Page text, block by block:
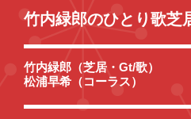
竹内緑郎のひとり歌芝
竹内緑郎（芝居・Gt/歌）
松浦早希（コーラス）